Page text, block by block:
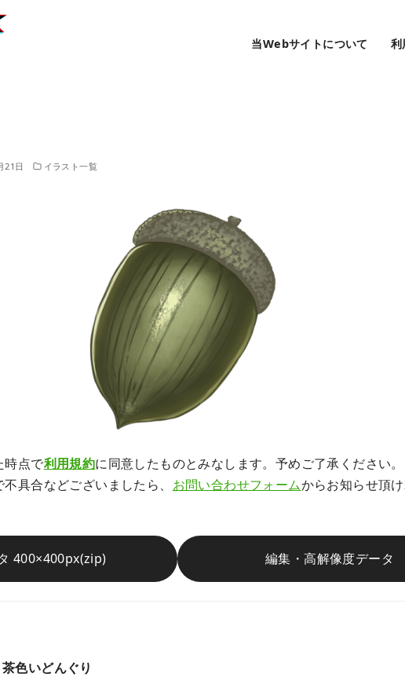
当Webサイトについて 利
21日 イラスト一覧
時点で利用規約に同意したものとみなします。予めご了承ください。
具合などございましたら、 お問い合わせフォームからお知らせ頂
400×400px(zip) 編集・高解像度データ
茶色いどんぐり